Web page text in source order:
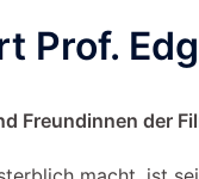
Prof.
Freundinnen der